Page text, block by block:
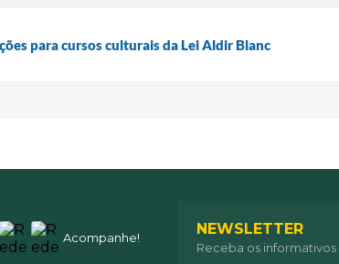
para cursos culturais da Lei Aldir Blanc
Acompanhe! NEWSLETTER
Receba os